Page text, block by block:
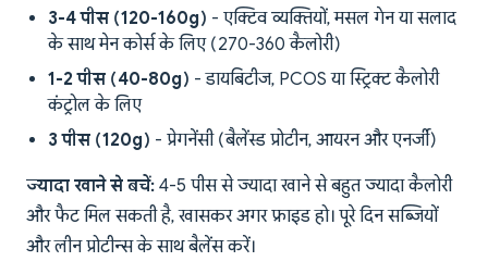
3-4 पीस (120-160g) - एक्टिव व्यक्तियों, मसल गेन या सलाद
के साथ मेन कोर्स के लिए (270-360 कैलोरी)
1-2 पीस (40-80g) - डायबिटीज, PCOS या स्ट्रिक्ट कैलोरी
कंट्रोल के लिए
3 पीस (120g) - प्रेगनेंसी (बैलेंस्ड प्रोटीन, आयरन और एनर्जी)
ज्यादा खाने से बचें: 4-5 पीस से ज्यादा खाने से बहुत ज्यादा कैलोरी
और फैट मिल सकती है, खासकर अगर फ्राइड हो। पूरे दिन सब्जियों
और लीन प्रोटीन्स के साथ बैलेंस करें।